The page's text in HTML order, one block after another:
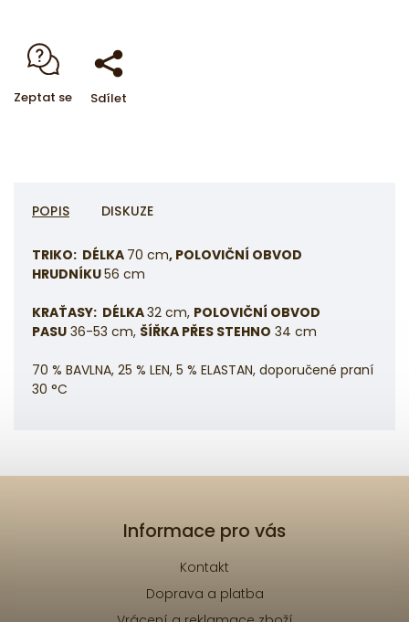
Zeptat se Sdílet
POPIS DISKUZE
TRIKO: DÉLKA 70 cm, POLOVIČNÍ OBVOD
HRUDNÍKU56 cm
KRAŤASY: DÉLKA32 cm, POLOVIČNÍ OBVOD
PASU 36-53 cm, ŠÍŘKA PŘES STEHNO 34 cm
70 % BAVLNA, 25 % LEN, 5 % ELASTAN, doporučené praní
30 °C
Informace pro vás
Kontakt
Doprava a platba